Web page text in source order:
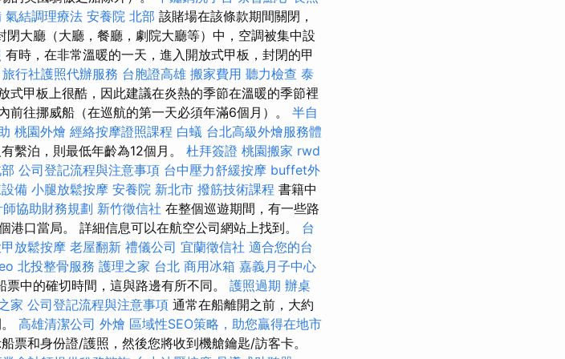
氣結調理療法 安養院 北部 該賭場在該條款期間關閉，
閉大廳（大廳，餐廳，劇院大廳等）中，空調被集中設
有時，在非常溫暖的一天，進入開放式甲板，封閉的甲
旅行社護照代辦服務 台胞證高雄 搬家費用 聽力檢查 泰
式甲板上很酷，因此建議在炎熱的季節在溫暖的季節裡
往挪威船（在巡航的第一天必須年滿6個月）。 半自
桃園外燴 經絡按摩證照課程 白蟻 台北高級外燴服務體
繫泊，則最低年齡為12個月。 杜拜簽證 桃園搬家 rwd
公司登記流程與注意事項 台中壓力舒緩按摩 buffet外
備 小腿放鬆按摩 安養院 新北市 撥筋技術課程 書籍中
協助財務規劃 新竹徵信社 在整個巡遊期間，有一些路
港口當局。 詳細信息可以在航空公司網站上找到。 台
放鬆按摩 老屋翻新 禮儀公司 宜蘭徵信社 適合您的台
北投整骨服務 護理之家 台北 商用冰箱 嘉義月子中心
中的確切時間，這與路邊有所不同。 護照過期 辦桌
家 公司登記流程與注意事項 通常在船離開之前，大約
高雄清潔公司 外燴 區域性SEO策略，助您贏得在地市
票和身份證/護照，然後您將收到機艙鑰匙/訪客卡。